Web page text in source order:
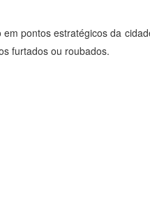
pontos estratégicos da
furtados ou roubados.